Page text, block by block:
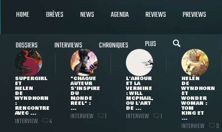
HOME BRÈVES NEWS AGENDA REVIEWS PREVIEWS
DOSSIERS INTERVIEWS CHRONIQUES PLUS
SUPERGIRL
ET
HELEN
DE
WYNDHORN
:
RENCONTRE
AVEC ...
INTERVIEW 4
"CHAQUE
AUTEUR
S'INSPIRE
DU
MONDE
RÉEL" :
...
INTERVIEW 1
L'AMOUR
ET LA
VERMINE
: WILL
MCPHAIL,
OU L'ART
DE ...
INTERVIEW 1
HELEN
DE
WYNDHORN
ET
WONDER
WOMAN :
TOM
KING ET
...
INTERVIEW 3